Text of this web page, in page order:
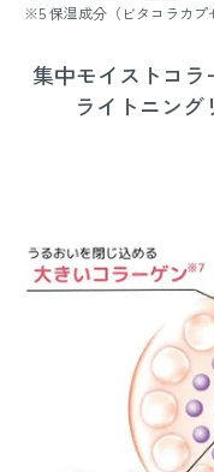
※5 保湿成分（ビタコラカプ
集中モイストコラ
ライトニン